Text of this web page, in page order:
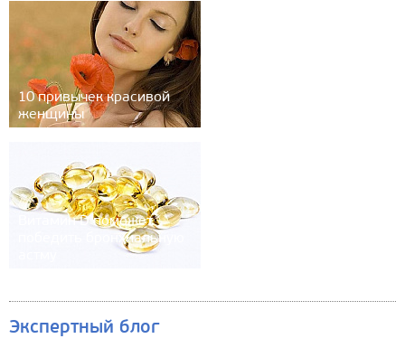
10 привычек красивой
женщины
Витамин D поможет
победить бронхиальную
Экспертный блог